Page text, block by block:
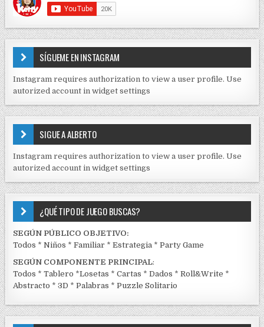
r
a
d
C
N
T
I
D
S
E
J
C
K
SÍGUEME EN INSTAGRAM
Instagram requires authorization to view a user profile. Use
autorized account in widget settings
SIGUE A ALBERTO
Instagram requires authorization to view a user profile. Use
autorized account in widget settings
¿QUÉ TIPO DE JUEGO BUSCAS?
SEGÚN PÚBLICO OBJETIVO:
Todos *Niños *Familiar *Estrategia *Party Game
SEGÚN COMPONENTE PRINCIPAL:
Todos *Tablero *Losetas *Cartas *Dados *Roll&Write *
Abstracto *3D *Palabras *Puzzle Solitario